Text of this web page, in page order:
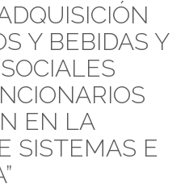
Y BEBIDAS Y
EN LA
SISTEMAS E